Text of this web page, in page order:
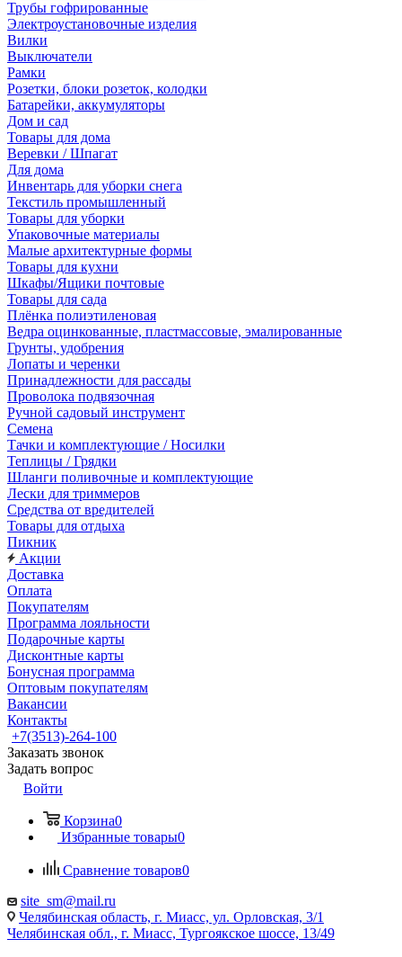
Трубы гофрированные
Электроустановочные изделия
Вилки
Выключатели
Рамки
Розетки, блоки розеток, колодки
Батарейки, аккумуляторы
Дом и сад
Товары для дома
Веревки / Шпагат
Для дома
Инвентарь для уборки снега
Текстиль промышленный
Товары для уборки
Упаковочные материалы
Малые архитектурные формы
Товары для кухни
Шкафы/Ящики почтовые
Товары для сада
Плёнка полиэтиленовая
Ведра оцинкованные, пластмассовые, эмалированные
Грунты, удобрения
Лопаты и черенки
Принадлежности для рассады
Проволока подвязочная
Ручной садовый инструмент
Семена
Тачки и комплектующие / Носилки
Теплицы / Грядки
Шланги поливочные и комплектующие
Лески для триммеров
Средства от вредителей
Товары для отдыха
Пикник
Акции
Доставка
Оплата
Покупателям
Программа лояльности
Подарочные карты
Дисконтные карты
Бонусная программа
Оптовым покупателям
Вакансии
Контакты
+7(3513)-264-100
Заказать звонок
Задать вопрос
Войти
Корзина0
Избранные товары0
Сравнение товаров0
site_sm@mail.ru
Челябинская область, г. Миасс, ул. Орловская, 3/1
Челябинская обл., г. Миасс, Тургоякское шоссе, 13/49